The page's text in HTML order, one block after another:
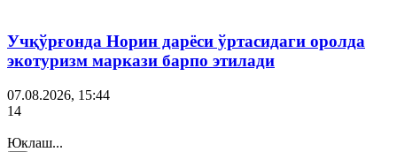
Учқўрғонда Норин дарёси ўртасидаги оролда
экотуризм маркази барпо этилади
07.08.2026, 15:44
14
Юклаш...